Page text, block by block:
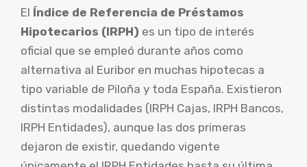
El Índice de Referencia de Préstamos
Hipotecarios (IRPH) es un tipo de interés
oficial que se empleó durante años como
alternativa al Euribor en muchas hipotecas a
tipo variable de Piloña y toda España. Existieron
distintas modalidades (IRPH Cajas, IRPH Bancos,
IRPH Entidades), aunque las dos primeras
dejaron de existir, quedando vigente